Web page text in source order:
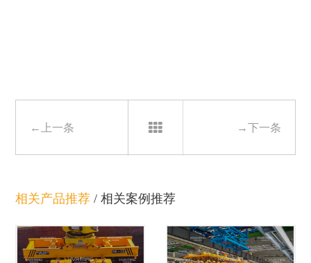
←上一条 →下一条
相关产品推荐 /相关案例推荐